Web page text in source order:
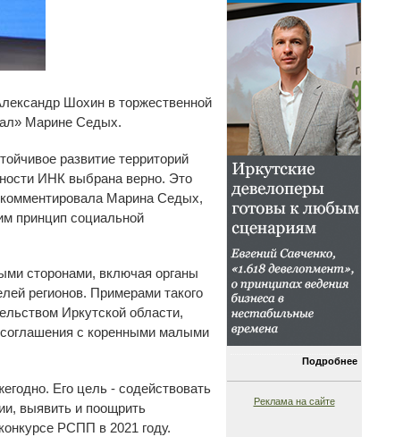
Шохин в торжественной
Марине Седых.
развитие территорий
ИНК выбрана верно. Это
Марина Седых,
принцип социальной
сторонами, включая органы
регионов. Примерами такого
Иркутской области,
с коренными малыми
Его цель - содействовать
выявить и поощрить
РСПП в 2021 году.
Подробнее
Реклама на сайте